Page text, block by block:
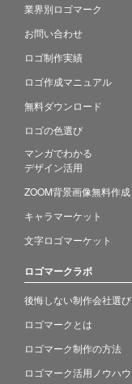
業界別ロゴマーク
お問い合わせ
ロゴ制作実績
ロゴ作成マニュアル
無料ダウンロード
ロゴの色選び
マンガでわかる
デザイン活用
ZOOM背景画像無料作成
キャラマーケット
文字ロゴマーケット
ロゴマークラボ
後悔しない制作会社選び
ロゴマークとは
ロゴマーク制作の方法
ロゴマーク活用ノウハウ